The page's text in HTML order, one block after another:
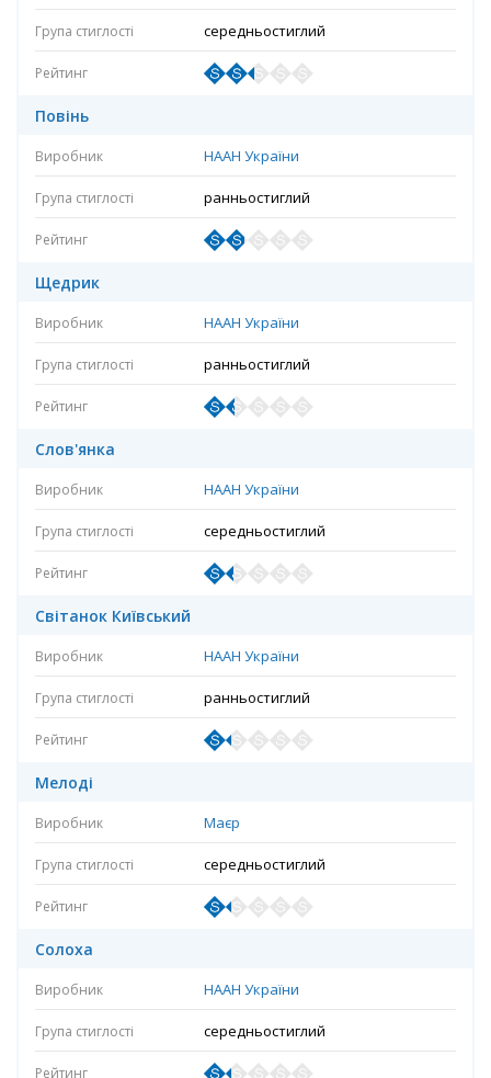
середньостиглий
Повінь
НААН України
ранньостиглий
Щедрик
НААН України
ранньостиглий
Слов'янка
НААН України
середньостиглий
Світанок Київський
НААН України
ранньостиглий
Мелоді
Маєр
середньостиглий
Солоха
НААН України
середньостиглий